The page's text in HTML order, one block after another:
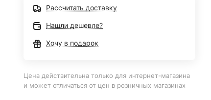
Рассчитать доставку
Нашли дешевле?
Хочу в подарок
Цена действительна только для интернет-магазина
и может отличаться от цен в розничных магазинах